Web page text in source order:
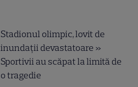
Stadionul olimpic, lovit de
inundații devastatoare »
Sportivii au scăpat la limită de
o tragedie